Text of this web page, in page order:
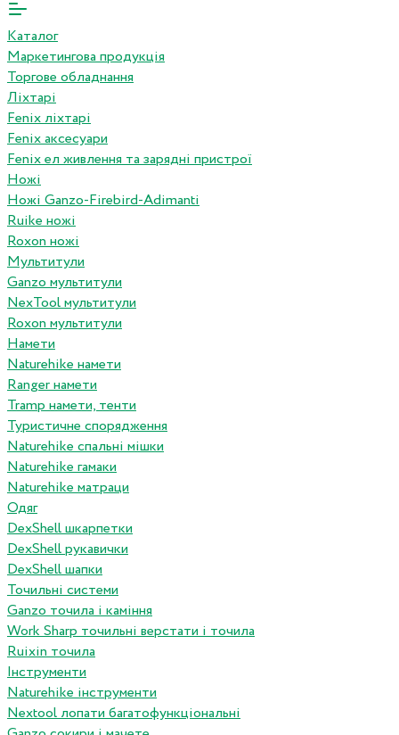
Каталог
Маркетингова продукція
Торгове обладнання
Ліхтарі
Fenix ліхтарі
Fenix аксесуари
Fenix ел живлення та зарядні пристрої
Ножі
Ножі Ganzo-Firebird-Adimanti
Ruike ножі
Roxon ножi
Мультитули
Ganzo мультитули
NexTool мультитули
Roxon мультитули
Намети
Naturehike намети
Ranger намети
Tramp намети, тенти
Туристичне спорядження
Naturehike спальні мішки
Naturehike гамаки
Naturehike матраци
Одяг
DexShell шкарпетки
DexShell рукавички
DexShell шапки
Точильні системи
Ganzo точила і каміння
Work Sharp точильні верстати і точила
Ruixin точила
Інструменти
Naturehike інструменти
Nextool лопати багатофункціональні